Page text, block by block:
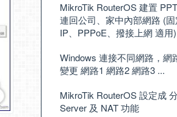
MikroTik RouterOS 建置
連回公司、家中內部網路 (
IP、PPPoE、撥接上網 適用)
Windows 連接不同網路，網
變更 網路1 網路2 網路3 ...
MikroTik RouterOS 設定成
Server 及 NAT 功能